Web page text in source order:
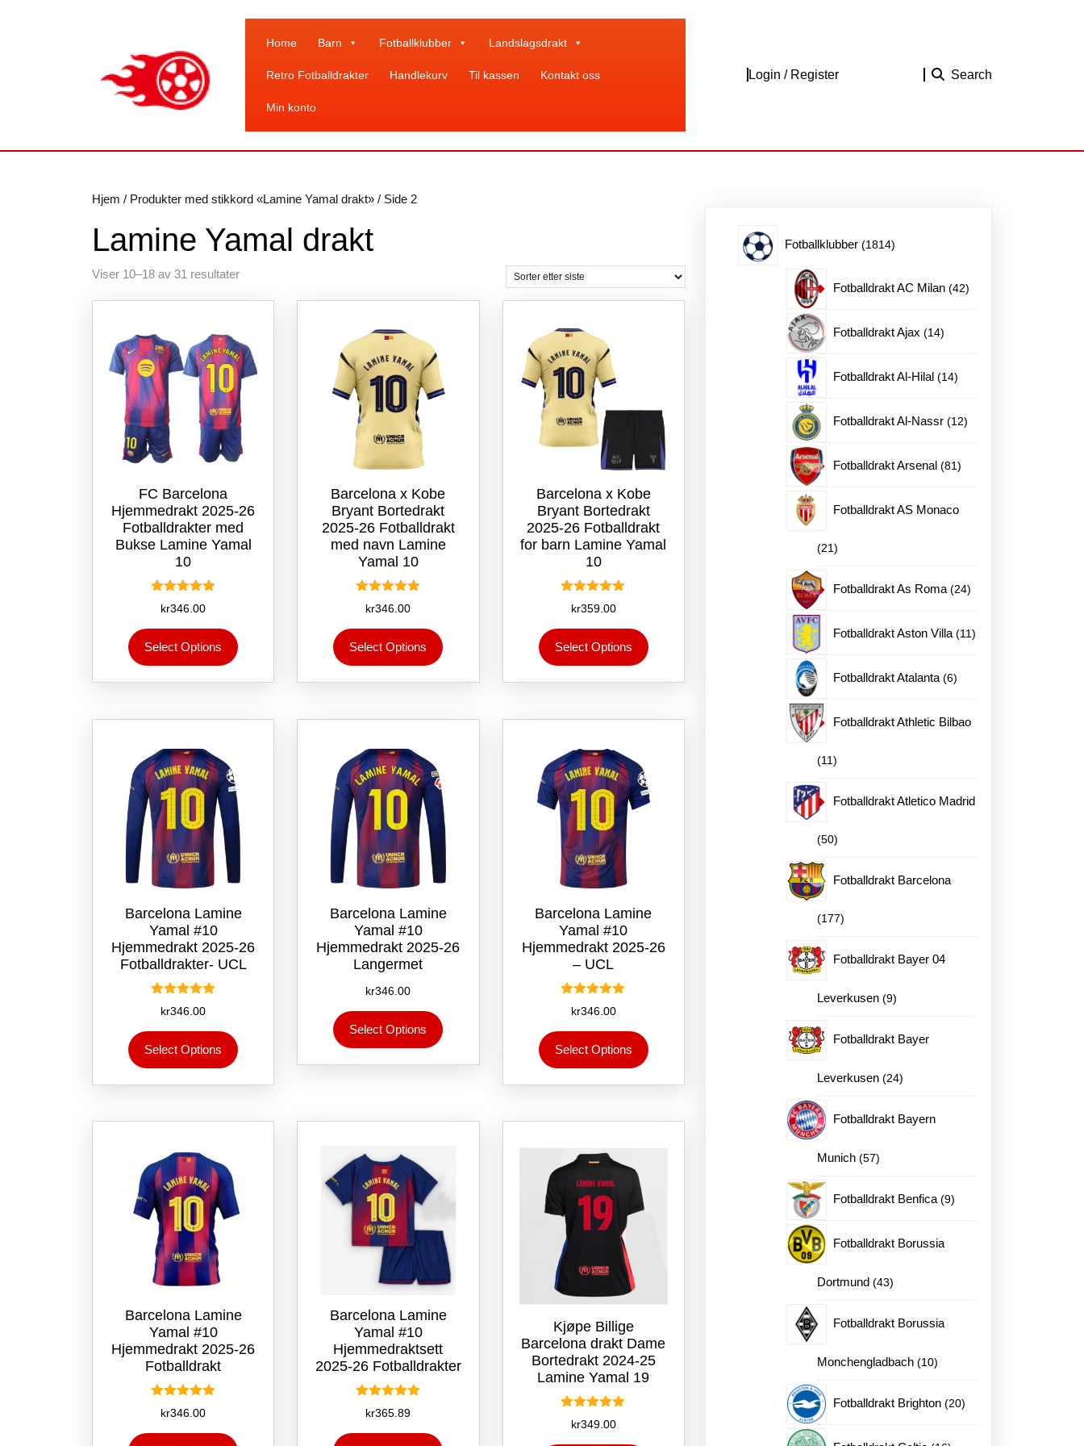
Home Barn Fotballklubber Landslagsdrakt
Retro Fotballdrakter Handlekurv Til kassen Kontakt oss
Min konto
Login / RegisterLogin
Search
Hjem / Produkter med stikkord «Lamine Yamal drakt» / Side 2
Lamine Yamal drakt
Viser 10–18 av 31 resultaterSortert
FC Barcelona
Hjemmedrakt 2025-26
Fotballdrakter med
Bukse Lamine Yamal
10
Vurdert
5.00
av 5
kr346.00
Select Options
produktet
flere
Alternativene
Barcelona x Kobe
Bryant Bortedrakt
2025-26 Fotballdrakt
med navn Lamine
Yamal 10
Vurdert
5.00
av 5
kr346.00
Select Options
produktet
flere
Alternativene
produktsiden
Barcelona x Kobe
Bryant Bortedrakt
2025-26 Fotballdrakt
for barn Lamine Yamal
10
Vurdert
5.00
av 5
kr359.00
Select Options
produktet
flere
Alternativene
produktsiden
Barcelona Lamine
Yamal #10
Hjemmedrakt 2025-26
Fotballdrakter- UCL
Vurdert
5.00
av 5
kr346.00
Select Options
produktet
flere
Alternativene
Barcelona Lamine
Yamal #10
Hjemmedrakt 2025-26
Langermet
kr346.00
Select Options
produktet
flere
kan
Barcelona Lamine
Yamal #10
Hjemmedrakt 2025-26
– UCL
Vurdert
5.00
av 5
kr346.00
Select Options
produktet
flere
Alternativene
Barcelona Lamine
Yamal #10
Hjemmedrakt 2025-26
Fotballdrakt
Vurdert
5.00
av 5
kr346.00
Barcelona Lamine
Yamal #10
Hjemmedraktsett
2025-26 Fotballdrakter
Vurdert
5.00
av 5
kr365.89
Kjøpe Billige
Barcelona drakt Dame
Bortedrakt 2024-25
Lamine Yamal 19
Vurdert
5.00
av 5
kr349.00
Fotballklubber 18141814
Fotballdrakt AC Milan 4242
Fotballdrakt Ajax 1414
Fotballdrakt Al-Hilal 1414
Fotballdrakt Al-Nassr 1212
Fotballdrakt Arsenal 8181
Fotballdrakt AS Monaco
2121
produkter
Fotballdrakt As Roma 2424
Fotballdrakt Aston Villa 1111
Fotballdrakt Atalanta 66
Fotballdrakt Athletic Bilbao
1111
produkter
Fotballdrakt Atletico Madrid
5050
produkter
Fotballdrakt Barcelona
177177
produkter
Fotballdrakt Bayer 04
Leverkusen 99
Fotballdrakt Bayer
Leverkusen 2424
Fotballdrakt Bayern
Munich 5757
Fotballdrakt Benfica 99
Fotballdrakt Borussia
Dortmund 4343
Fotballdrakt Borussia
Monchengladbach 1010
Fotballdrakt Brighton 2020